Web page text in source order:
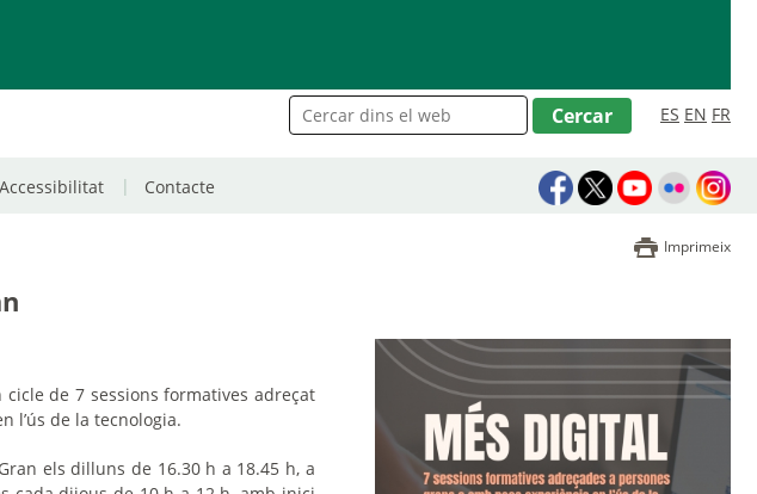
ES EN FR
Accessibilitat Contacte
Imprimeix
de 7 sessions formatives adreçat
l’ús de la tecnologia.
els dilluns de 16.30 h a 18.45 h, a